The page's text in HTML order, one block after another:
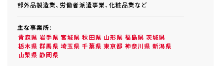
部外品製造業、労働者派遣事業、化粧品業など
主な事業所:
青森県 岩手県 宮城県 秋田県 山形県 福島県 茨城県
栃木県 群馬県 埼玉県 千葉県 東京都 神奈川県 新潟県
山梨県 静岡県